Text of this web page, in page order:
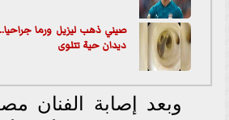
صيني ذهب ليزيل ورما
ديدان حية تتلوى
وبعد إصابة الفنان